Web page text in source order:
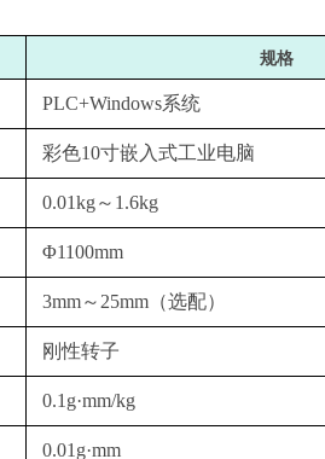
规格
PLC+Windows系统
彩色10寸嵌入式工业电脑
0.01kg～1.6kg
Φ1100mm
3mm～25mm （选配）
刚性转子
0.1g·mm/kg
0.01g·mm